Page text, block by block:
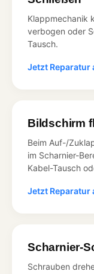
Klappmechanik
verbogen oder
Tausch.
Jetzt Reparatur
Bildschirm
Beim Auf-/
im Scharnier-
Kabel-Tausch
Jetzt Reparatur
Scharnier-
Schrauben